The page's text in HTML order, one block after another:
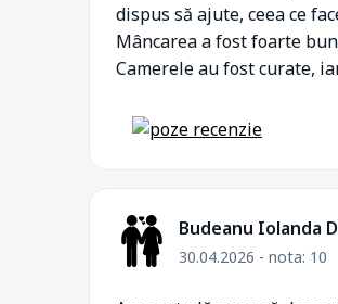
dispus să ajute, ceea ce
Mâncarea a fost foarte
Camerele au fost curate,
Budeanu Iolanda
30.04.2026 - nota: 10